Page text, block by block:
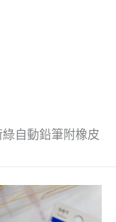
自動鉛筆附橡皮